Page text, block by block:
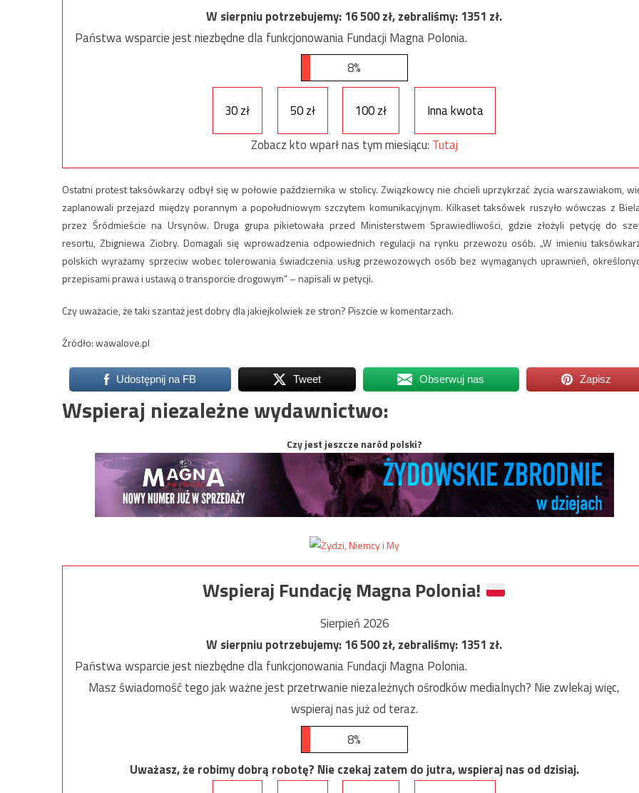
W sierpniu potrzebujemy:16 500zł, zebraliśmy:1351 zł.
Państwa wsparcie jest niezbędne dla funkcjonowania Fundacji Magna Polonia.
8%
30 zł 50 zł 100 zł
Inna kwota
Zobacz kto wparł nas tym miesiącu: Tutaj
Ostatni protest taksówkarzy odbył się w połowie października w stolicy. Związkowcy nie chcieli uprzykrzać życia warszawiakom,
zaplanowali przejazd między porannym a popołudniowym szczytem komunikacyjnym. Kilkaset taksówek ruszyło wówczas z
przez Śródmieście na Ursynów. Druga grupa pikietowała przed Ministerstwem Sprawiedliwości, gdzie złożyli petycję do
resortu, Zbigniewa Ziobry. Domagali się wprowadzenia odpowiednich regulacji na rynku przewozu osób. „W imieniu
polskich wyrażamy sprzeciw wobec tolerowania świadczenia usług przewozowych osób bez wymaganych uprawnień,
przepisami prawa i ustawą o transporcie drogowym” – napisali w petycji.
Czy uważacie, że taki szantaż jest dobry dla jakiejkolwiek ze stron? Piszcie w komentarzach.
Źródło: wawalove.pl
Udostępnij na FB Tweet Obserwuj nas Zapisz
Wspieraj niezależne wydawnictwo:
Czy jest jeszcze naród polski?
Wspieraj Fundację Magna Polonia!
Sierpień 2026
W sierpniu potrzebujemy:16 500zł, zebraliśmy:1351 zł.
Państwa wsparcie jest niezbędne dla funkcjonowania Fundacji Magna Polonia.
Masz świadomość tego jak ważne jest przetrwanie niezależnych ośrodków medialnych? Nie zwlekaj więc,
wspieraj nas już od teraz.
8%
Uważasz, że robimy dobrą robotę? Nie czekaj zatem do jutra, wspieraj nas od dzisiaj.